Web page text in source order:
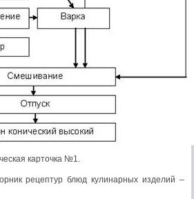
карточка №1.
рецептур блюд кулинарных изделий –